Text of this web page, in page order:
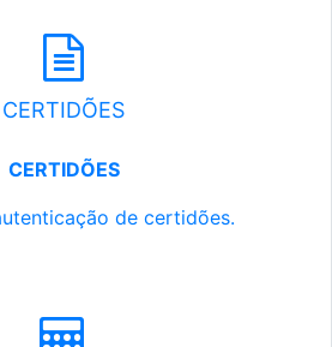
CERTIDÕES
CERTIDÕES
de certidões.